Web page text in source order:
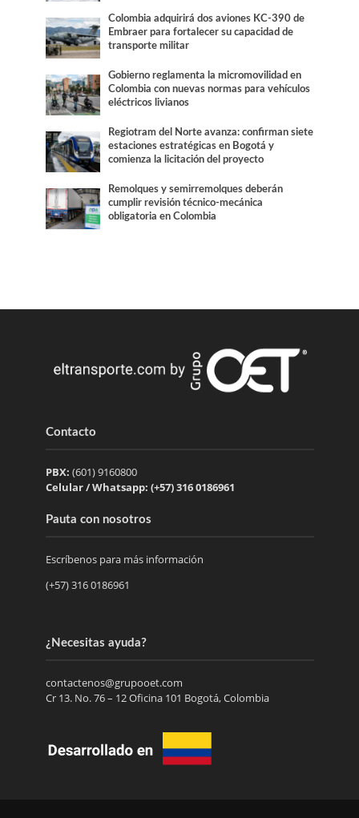
Colombia adquirirá dos aviones KC-390 de
Embraer para fortalecer su capacidad de
transporte militar
Gobierno reglamenta la micromovilidad en
Colombia con nuevas normas para vehículos
eléctricos livianos
Regiotram del Norte avanza: confirman siete
estaciones estratégicas en Bogotá y
comienza la licitación del proyecto
Remolques y semirremolques deberán
cumplir revisión técnico-mecánica
obligatoria en Colombia
Contacto
PBX: (601) 9160800
Celular / Whatsapp: (+57) 316 0186961
Pauta con nosotros
Escríbenos para más información
(+57) 316 0186961
¿Necesitas ayuda?
contactenos@grupooet.com
Cr 13. No. 76 – 12 Oficina 101 Bogotá, Colombia